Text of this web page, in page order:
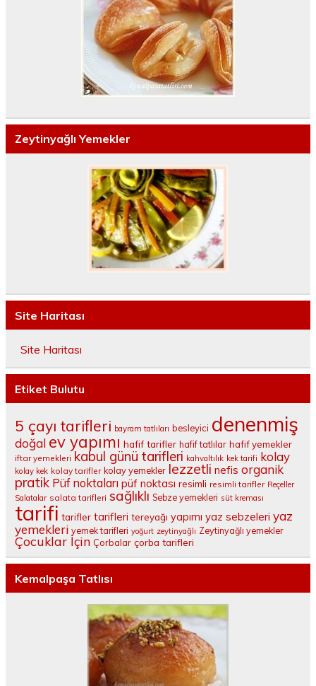
Zeytinyağlı Yemekler
Site Haritası
Site Haritası
Etiket Bulutu
5 çayı tarifleri bayram tatlıları besleyici denenmiş
doğal ev yapımı hafif tarifler hafif tatlılar hafif yemekler
iftar yemekleri kabul günü tarifleri kahvaltılık kek tarifi kolay
kolay kek kolay tarifler kolay yemekler lezzetli nefis organik
pratik Püf noktaları püf noktası resimli resimli tarifler Reçeller
Salatalar salata tarifleri sağlıklı Sebze yemekleri süt kreması
tarifi tarifler tarifleri tereyağı yapımı yaz sebzeleri yaz
yemekleri yemek tarifleri yoğurt zeytinyağlı Zeytinyağlı yemekler
Çocuklar İçin Çorbalar çorba tarifleri
Kemalpaşa Tatlısı